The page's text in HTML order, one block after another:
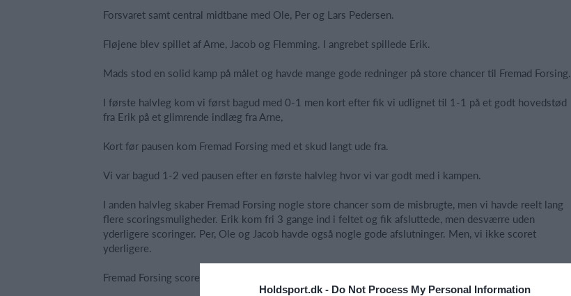
Holdsport.dk - Do Not Process My Personal Information
Forsvaret samt central midtbane med Ole, Per og Lars Pedersen.
Fløjene blev spillet af Arne, Jacob og Flemming. I angrebet spillede Erik.
Mads stod en solid kamp på målet og havde mange gode redninger på store chancer til Fremad Forsing.
I første halvleg kom vi først bagud med 0-1 men kort efter fik vi udlignet til 1-1 på et godt hovedstød
fra Erik på et glimrende indlæg fra Arne,
Kort før pausen kom Fremad Forsing med et skud langt ude fra.
Vi var bagud 1-2 ved pausen efter en første halvleg hvor vi var godt med i kampen.
I anden halvleg skaber Fremad Forsing nogle store chancer som de misbrugte, men vi havde reelt lang
flere scoringsmuligheder. Erik kom fri 3 gange ind i feltet og fik afsluttede, men desværre uden
yderligere scoringer. Per, Ole og Jacob havde også nogle gode afslutninger. Men, vi ikke scoret
yderligere.
Fremad Forsing scorede til 1-3 på et hjørnespark hvor vi fik kludret bolden i eget mål.